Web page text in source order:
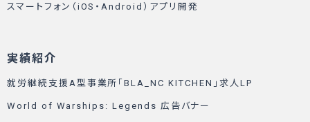
スマートフォン（iOS・Android）アプリ開発
実績紹介
就労継続支援A型事業所「BLA_NC KITCHEN」求人LP
World of Warships: Legends 広告バナー